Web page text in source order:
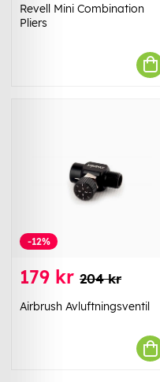
Revell Mini Combination
Pliers
-12%
179 kr 204 kr
Airbrush Avluftningsventil